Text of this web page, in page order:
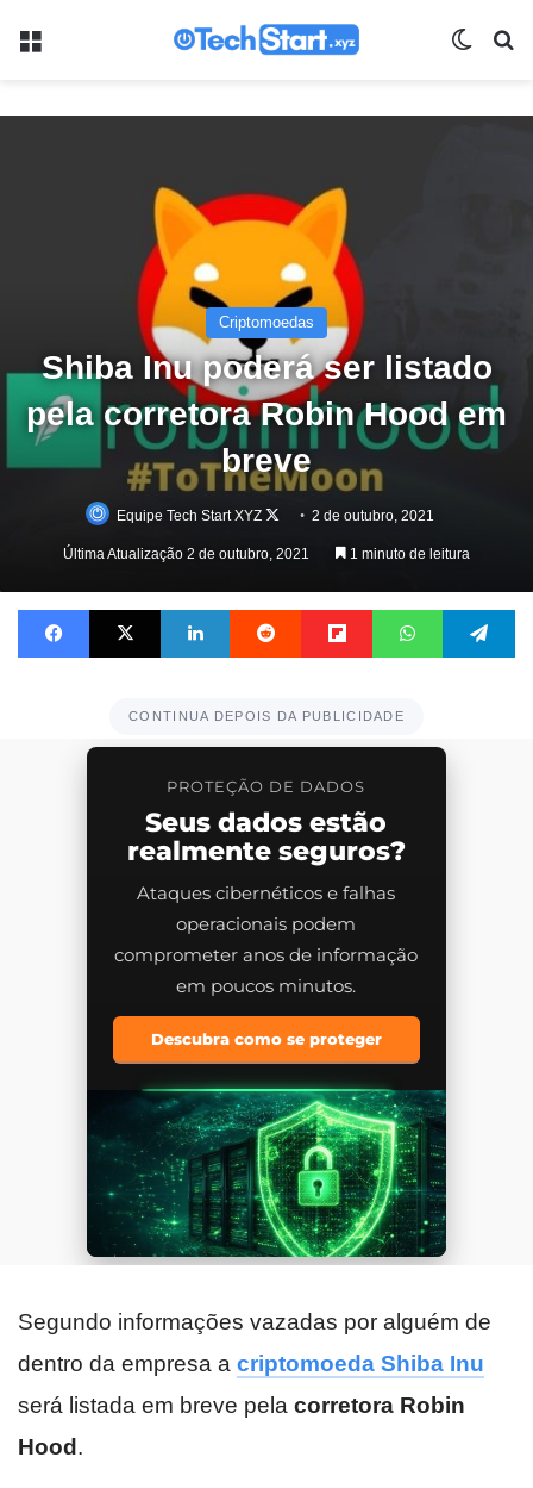
Menu
Criptomoedas
Shiba Inu poderá ser listado
pela corretora Robin Hood em
breve
Equipe Tech Start XYZ
Follow2 de outubro, 2021
Última Atualização 2 de outubro, 2021 1 minuto de leitura
Facebook X Linkedin Reddit Flipboard WhatsApp
CONTINUA DEPOIS DA PUBLICIDADE
PROTEÇÃO DE DADOS
Seus dados estão
realmente seguros?
Ataques cibernéticos e falhas
operacionais podem
comprometer anos de informação
em poucos minutos.
Descubra como se proteger
Segundo informações vazadas por alguém de
dentro da empresa a criptomoeda Shiba Inu
será listada em breve pela corretora Robin
Hood.